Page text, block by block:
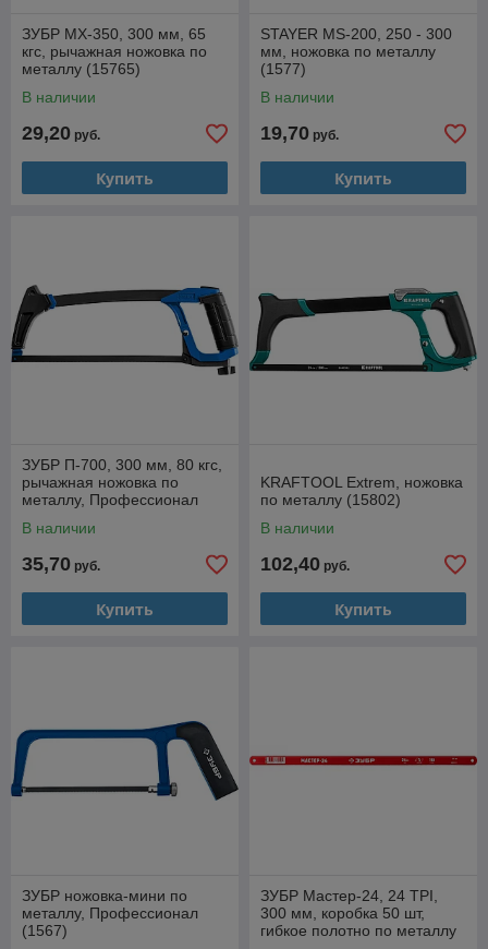
ЗУБР MX-350, 300 мм, 65
кгс, рычажная ножовка по
металлу (15765)
В наличии
29,20 руб.
Купить
STAYER MS-200, 250 - 300
мм, ножовка по металлу
(1577)
В наличии
19,70 руб.
Купить
ЗУБР П-700, 300 мм, 80 кгс,
рычажная ножовка по
металлу, Профессионал
В наличии
35,70 руб.
Купить
KRAFTOOL Extrem, ножовка
по металлу (15802)
В наличии
102,40 руб.
Купить
ЗУБР ножовка-мини по
металлу, Профессионал
(1567)
ЗУБР Мастер-24, 24 TPI,
300 мм, коробка 50 шт,
гибкое полотно по металлу